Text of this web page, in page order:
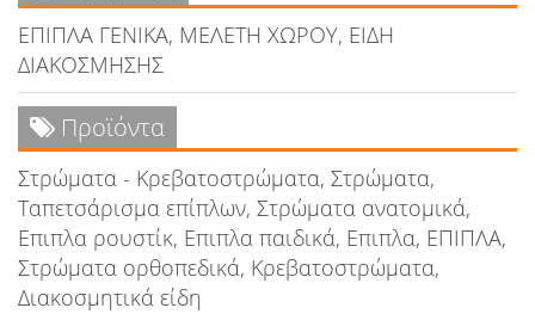
ΕΠΙΠΛΑ ΓΕΝΙΚΑ, ΜΕΛΕΤΗ ΧΩΡΟΥ, ΕΙΔΗ
ΔΙΑΚΟΣΜΗΣΗΣ
Προϊόντα
Στρώματα - Κρεβατοστρώματα, Στρώματα,
Ταπετσάρισμα επίπλων, Στρώματα ανατομικά,
Επιπλα ρουστίκ, Επιπλα παιδικά, Επιπλα, ΕΠΙΠΛΑ,
Στρώματα ορθοπεδικά, Κρεβατοστρώματα,
Διακοσμητικά είδη